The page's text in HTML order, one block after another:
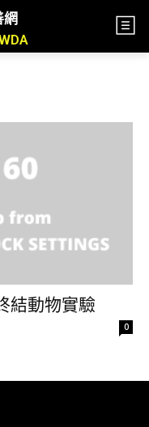
網
結動物實驗
0